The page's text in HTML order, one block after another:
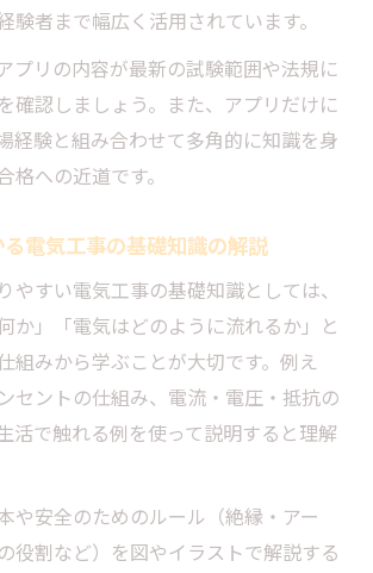
験者まで幅広く活用されています。
プリの内容が最新の試験範囲や法規に
確認しましょう。また、アプリだけに
経験と組み合わせて多角的に知識を身
格への近道です。
電気工事の基礎知識の解説
やすい電気工事の基礎知識としては、
か」「電気はどのように流れるか」と
組みから学ぶことが大切です。例え
セントの仕組み、電流・電圧・抵抗の
活で触れる例を使って説明すると理解
や安全のためのルール（絶縁・アー
役割など）を図やイラストで解説する